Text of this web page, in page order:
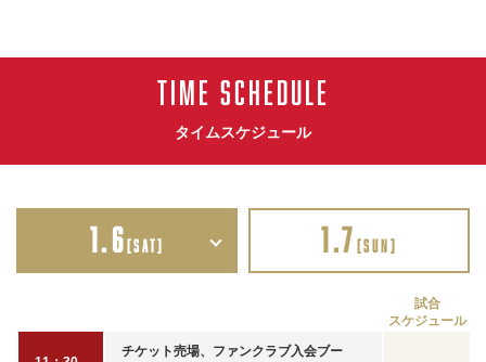
TIME SCHEDULE
タイムスケジュール
1.6[SAT] 1.7 [SUN]
試合
スケジュール
チケット売場、ファンクラブ入会ブー